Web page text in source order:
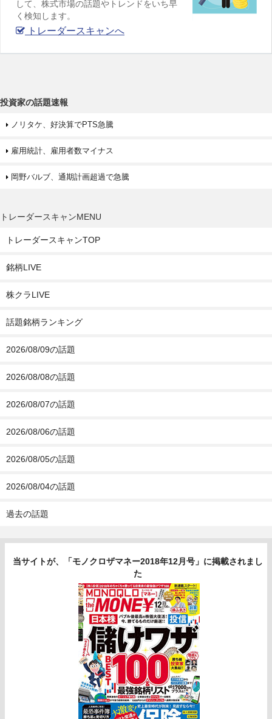
して、株式市場の話題やトレンドをいち早
く検知します。
トレーダースキャンへ
投資家の話題速報
ノリタケ、好決算でPTS急騰
雇用統計、雇用者数マイナス
岡野バルブ、通期計画超過で急騰
トレーダースキャンMENU
トレーダースキャンTOP
銘柄LIVE
株クラLIVE
話題銘柄ランキング
2026/08/09の話題
2026/08/08の話題
2026/08/07の話題
2026/08/06の話題
2026/08/05の話題
2026/08/04の話題
過去の話題
当サイトが、「モノクロザマネー2018年12月号」に掲載されまし
た